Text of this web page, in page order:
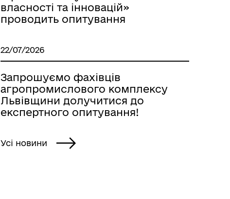
власності та інновацій»
проводить опитування
22/07/2026
Запрошуємо фахівців
агропромислового комплексу
Львівщини долучитися до
експертного опитування!
Усі новини